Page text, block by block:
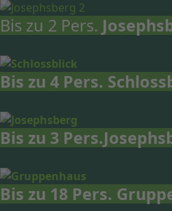
Bis zu 2 Pers.
Bis zu 4 Pers.
Bis zu 3 Pers.
Bis zu 18 Pers.